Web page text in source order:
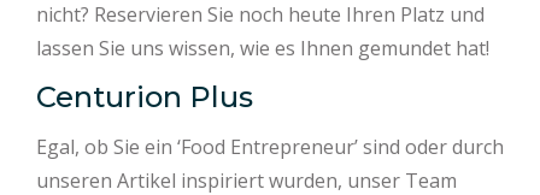
nicht? Reservieren Sie noch heute Ihren Platz und
lassen Sie uns wissen, wie es Ihnen gemundet hat!
Centurion Plus
Egal, ob Sie ein ‘Food Entrepreneur’ sind oder durch
unseren Artikel inspiriert wurden, unser Team